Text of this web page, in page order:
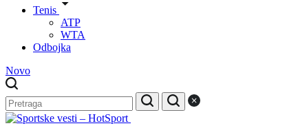
Tenis
ATP
WTA
Odbojka
Novo